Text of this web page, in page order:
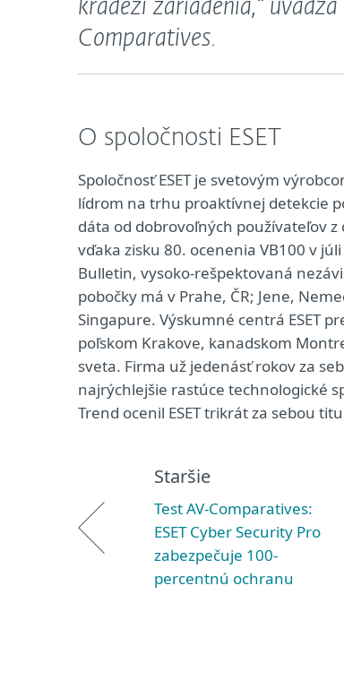
krádeži zariadenia,“ uvádza
Comparatives.
O spoločnosti ESET
Spoločnosť ESET je svetovým
lídrom na trhu proaktívnej detekcie
dáta od dobrovoľných používateľov z
vďaka zisku 80. ocenenia VB100 v
Bulletin, vysoko-rešpektovaná
pobočky má v Prahe, ČR; Jene,
Singapure. Výskumné centrá ESET
poľskom Krakove, kanadskom
sveta. Firma už jedenásť rokov za
najrýchlejšie rastúce technologické
Trend ocenil ESET trikrát za sebou
Staršie
Test AV-Comparatives:
ESET Cyber Security Pro
zabezpečuje 100-
percentnú ochranu